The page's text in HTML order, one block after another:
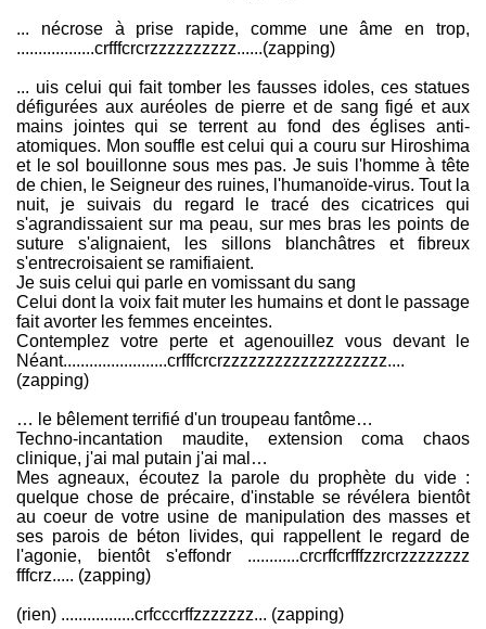
... nécrose à prise rapide, comme une âme en trop,
..................crfffcrcrzzzzzzzzzz......(zapping)
... uis celui qui fait tomber les fausses idoles, ces statues
défigurées aux auréoles de pierre et de sang figé et aux
mains jointes qui se terrent au fond des églises anti-
atomiques. Mon souffle est celui qui a couru sur Hiroshima
et le sol bouillonne sous mes pas. Je suis l'homme à tête
de chien, le Seigneur des ruines, l'humanoïde-virus. Tout la
nuit, je suivais du regard le tracé des cicatrices qui
s'agrandissaient sur ma peau, sur mes bras les points de
suture s'alignaient, les sillons blanchâtres et fibreux
s'entrecroisaient se ramifiaient.
Je suis celui qui parle en vomissant du sang
Celui dont la voix fait muter les humains et dont le passage
fait avorter les femmes enceintes.
Contemplez votre perte et agenouillez vous devant le
Néant........................crfffcrcrzzzzzzzzzzzzzzzzzzz....
(zapping)
… le bêlement terrifié d'un troupeau fantôme…
Techno-incantation maudite, extension coma chaos
clinique, j'ai mal putain j'ai mal…
Mes agneaux, écoutez la parole du prophète du vide :
quelque chose de précaire, d'instable se révélera bientôt
au coeur de votre usine de manipulation des masses et
ses parois de béton livides, qui rappellent le regard de
l'agonie, bientôt s'effondr ............crcrffcrfffzzrcrzzzzzzzz
fffcrz..... (zapping)
(rien) .................crfcccrffzzzzzzz... (zapping)